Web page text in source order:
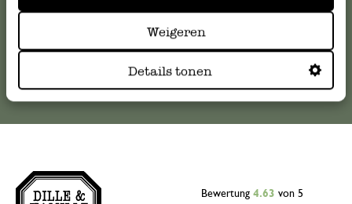
Weigeren
Details tonen
Bewertung 4.63 von 5